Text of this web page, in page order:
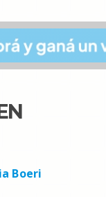
Boeri